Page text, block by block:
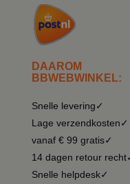
DAAROM
BBWEBWINKEL:
Snelle levering✓
Lage verzendkosten✓
vanaf € 99 gratis✓
14 dagen retour
Snelle helpdesk✓